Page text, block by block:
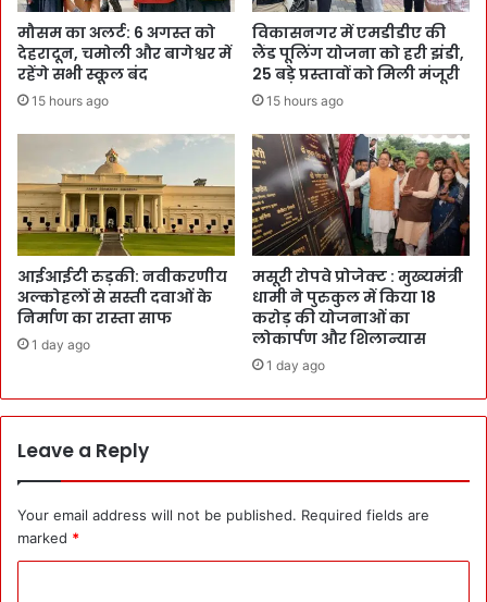
मौसम का अलर्ट: 6 अगस्त को
देहरादून, चमोली और बागेश्वर में
रहेंगे सभी स्कूल बंद
15 hours ago
विकासनगर में एमडीडीए की
लैंड पूलिंग योजना को हरी झंडी,
25 बड़े प्रस्तावों को मिली मंजूरी
15 hours ago
आईआईटी रुड़की: नवीकरणीय
अल्कोहलों से सस्ती दवाओं के
निर्माण का रास्ता साफ
1 day ago
मसूरी रोपवे प्रोजेक्ट : मुख्‍यमंत्री
धामी ने पुरुकुल में किया 18
करोड़ की योजनाओं का
लोकार्पण और शिलान्यास
1 day ago
Leave a Reply
Your email address will not be published. Required fields are
marked *